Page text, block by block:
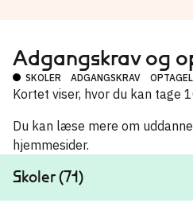
Adgangskrav og
SKOLER ADGANGSKRAV
Kortet viser, hvor du kan tage
Du kan læse mere om
hjemmesider.
Skoler (71)